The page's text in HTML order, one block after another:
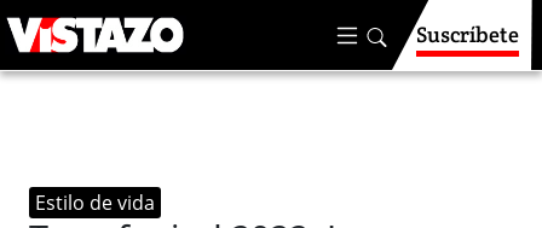
Suscríbete
Estilo de vida